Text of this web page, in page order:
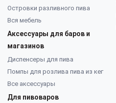
Островки разливного пива
Вся мебель
Аксессуары для баров и
магазинов
Диспенсеры для пива
Помпы для розлива пива из кег
Все аксессуары
Для пивоваров